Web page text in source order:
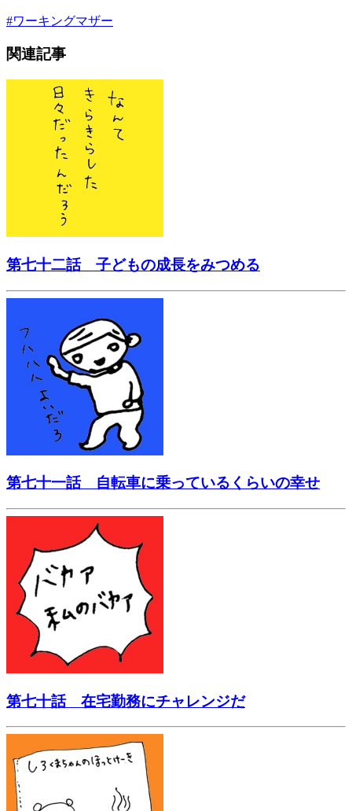
#ワーキングマザー
関連記事
第七十二話 子どもの成長をみつめる
第七十一話 自転車に乗っているくらいの幸せ
第七十話 在宅勤務にチャレンジだ